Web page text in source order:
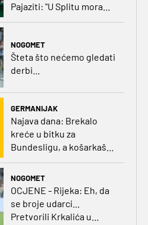
Pajaziti: "U Splitu moramo
dovršiti posao"
NOGOMET
Šteta što nećemo gledati
derbi...
GERMANIJAK
Najava dana: Brekalo
kreće u bitku za
Bundesligu, a košarkaški
NOGOMET
OCJENE - Rijeka: Eh, da
se broje udarci...
Pretvorili Krkalića u